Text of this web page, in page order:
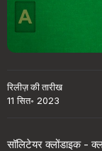
रिलीज़ की तारीख
11 सित॰ 2023
सॉलिटेयर क्लोंडाइक -